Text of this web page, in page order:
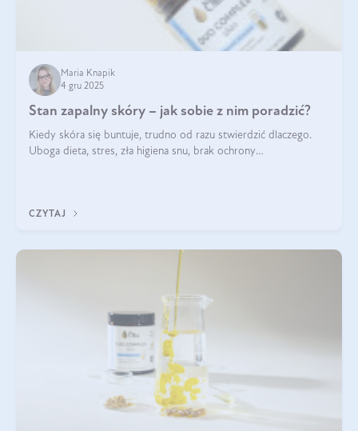
Maria Knapik
4 gru 2025
Stan zapalny skóry – jak sobie z nim poradzić?
Kiedy skóra się buntuje, trudno od razu stwierdzić dlaczego.
Uboga dieta, stres, zła higiena snu, brak ochrony
CZYTAJ